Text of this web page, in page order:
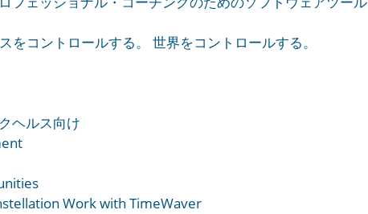
をコントロールする。 世界をコントロールする。
ヘルス向け
Work with TimeWaver